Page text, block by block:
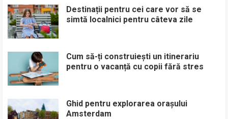
Destinații pentru cei care vor să se
simtă localnici pentru câteva zile
Cum să-ți construiești un itinerariu
pentru o vacanță cu copii fără stres
Ghid pentru explorarea orașului
Amsterdam